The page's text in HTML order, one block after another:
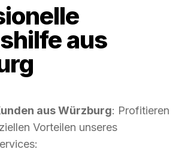
aus
aus Würzburg: Profitieren
Vorteilen unseres